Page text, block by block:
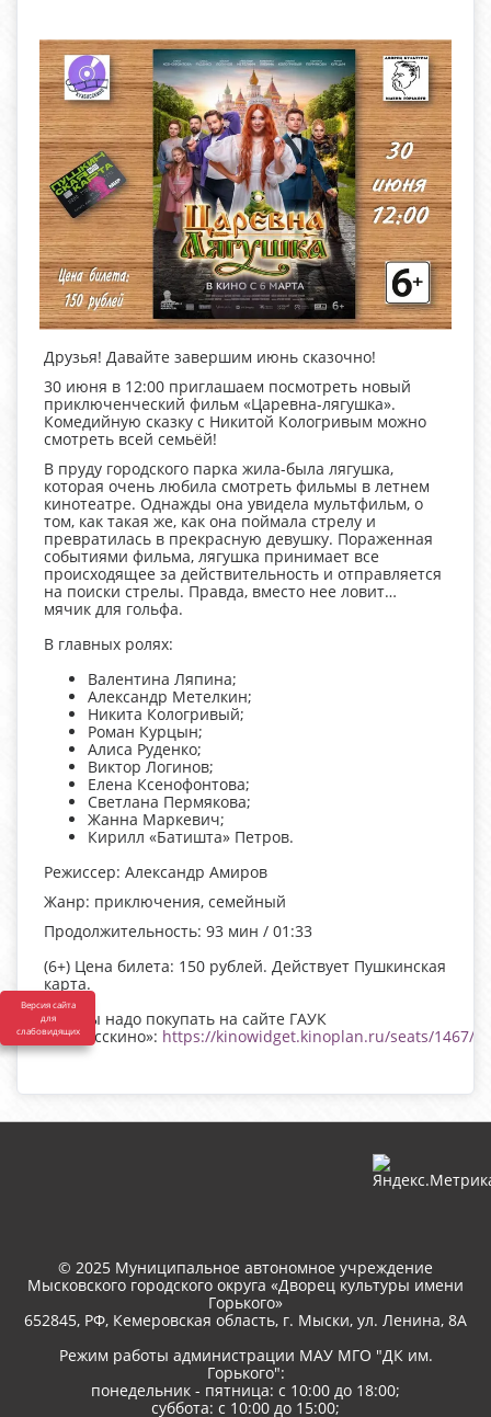
Версия сайта
для
слабовидящих
Друзья! Давайте завершим июнь сказочно!
30 июня в 12:00 приглашаем посмотреть новый
приключенческий фильм «Царевна-лягушка».
Комедийную сказку с Никитой Кологривым можно
смотреть всей семьёй!
В пруду городского парка жила-была лягушка,
которая очень любила смотреть фильмы в летнем
кинотеатре. Однажды она увидела мультфильм, о
том, как такая же, как она поймала стрелу и
превратилась в прекрасную девушку. Пораженная
событиями фильма, лягушка принимает все
происходящее за действительность и отправляется
на поиски стрелы. Правда, вместо нее ловит…
мячик для гольфа.
В главных ролях:
Валентина Ляпина;
Александр Метелкин;
Никита Кологривый;
Роман Курцын;
Алиса Руденко;
Виктор Логинов;
Елена Ксенофонтова;
Светлана Пермякова;
Жанна Маркевич;
Кирилл «Батишта» Петров.
Режиссер: Александр Амиров
Жанр: приключения, семейный
Продолжительность: 93 мин / 01:33
(6+) Цена билета: 150 рублей. Действует Пушкинская
карта.
Билеты надо покупать на сайте ГАУК
«Кузбасскино»: https://kinowidget.kinoplan.ru/seats/1467/
© 2025 Муниципальное автономное учреждение
Мысковского городского округа «Дворец культуры имени
Горького»
652845, РФ, Кемеровская область, г. Мыски, ул. Ленина, 8A
Режим работы администрации МАУ МГО "ДК им.
Горького":
понедельник - пятница: с 10:00 до 18:00;
суббота: с 10:00 до 15:00;